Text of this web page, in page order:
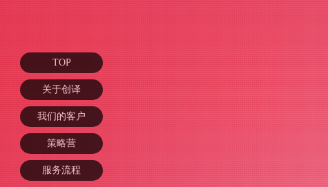
TOP
关于创译
我们的客户
策略营
服务流程